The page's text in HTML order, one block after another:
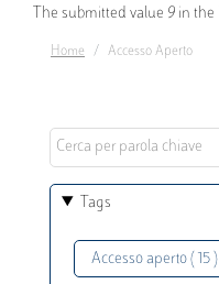
Messaggio
di
The submitted value 9 in the
Home Accesso Aperto
Tags
Accesso aperto ( 15 )